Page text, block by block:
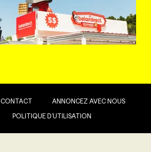
CONTACT ANNONCEZ AVEC NOUS
POLITIQUE D’UTILISATION